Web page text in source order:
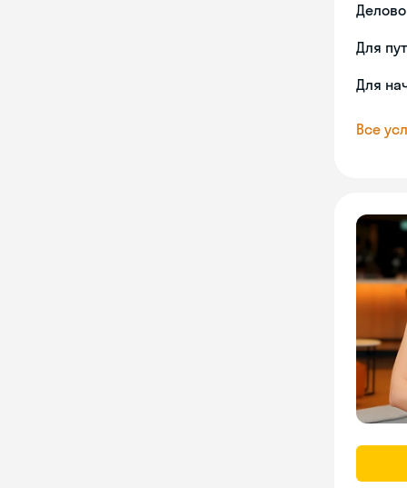
Для
Для
Все